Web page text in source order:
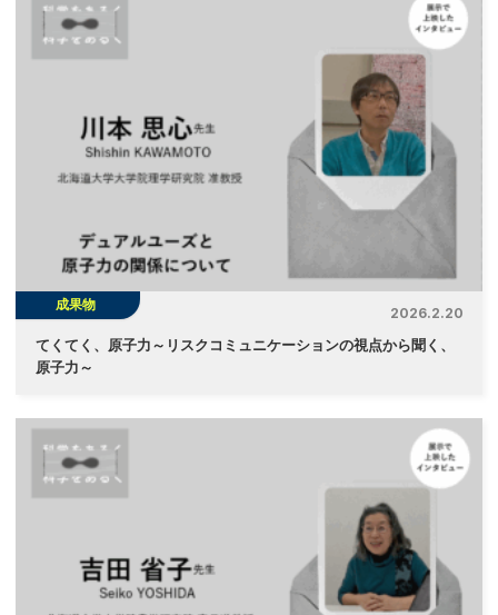
成果物
2026.2.20
てくてく、原子力～リスクコミュニケーションの視点から聞く、
原子力～